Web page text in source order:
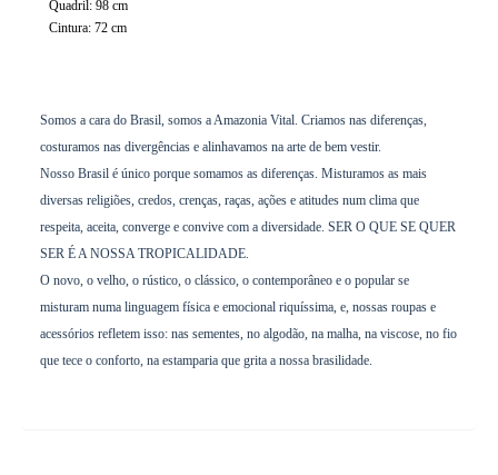
Quadril: 98 cm
Cintura: 72 cm
Somos a cara do Brasil, somos a Amazonia Vital. Criamos nas diferenças,
costuramos nas divergências e alinhavamos na arte de bem vestir.
Nosso Brasil é único porque somamos as diferenças. Misturamos as mais
diversas religiões, credos, crenças, raças, ações e atitudes num clima que
respeita, aceita, converge e convive com a diversidade. SER O QUE SE QUER
SER É A NOSSA TROPICALIDADE.
O novo, o velho, o rústico, o clássico, o contemporâneo e o popular se
misturam numa linguagem física e emocional riquíssima, e, nossas roupas e
acessórios refletem isso: nas sementes, no algodão, na malha, na viscose, no fio
que tece o conforto, na estamparia que grita a nossa brasilidade.